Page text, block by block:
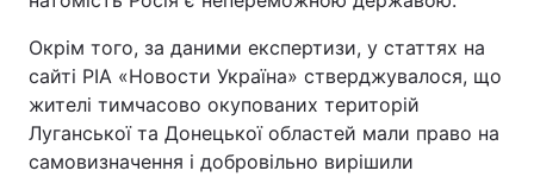
Окрім того, за даними експертизи, у статтях на
сайті РІА «Новости Україна» стверджувалося, що
жителі тимчасово окупованих територій
Луганської та Донецької областей мали право на
самовизначення і добровільно вирішили